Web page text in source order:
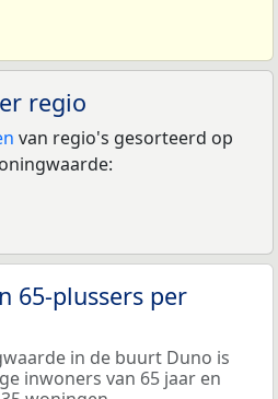
regio
van regio's gesorteerd op
65-plussers per
in de buurt Duno is
inwoners van 65 jaar en